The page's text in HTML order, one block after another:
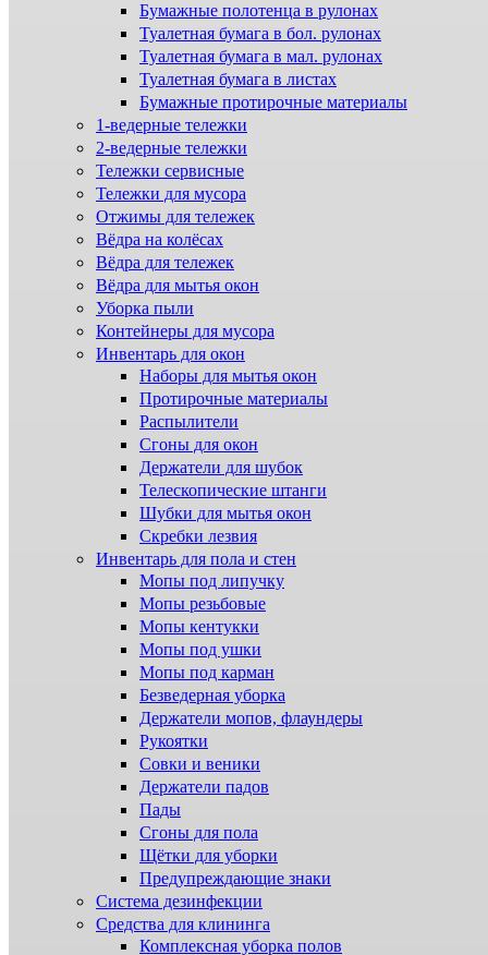
Бумажные полотенца в рулонах
Туалетная бумага в бол. рулонах
Туалетная бумага в мал. рулонах
Туалетная бумага в листах
Бумажные протирочные материалы
1-ведерные тележки
2-ведерные тележки
Тележки сервисные
Тележки для мусора
Отжимы для тележек
Вёдра на колёсах
Вёдра для тележек
Вёдра для мытья окон
Уборка пыли
Контейнеры для мусора
Инвентарь для окон
Наборы для мытья окон
Протирочные материалы
Распылители
Сгоны для окон
Держатели для шубок
Телескопические штанги
Шубки для мытья окон
Скребки лезвия
Инвентарь для пола и стен
Мопы под липучку
Мопы резьбовые
Мопы кентукки
Мопы под ушки
Мопы под карман
Безведерная уборка
Держатели мопов, флаундеры
Рукоятки
Совки и веники
Держатели падов
Пады
Сгоны для пола
Щётки для уборки
Предупреждающие знаки
Система дезинфекции
Cредства для клининга
Комплексная уборка полов